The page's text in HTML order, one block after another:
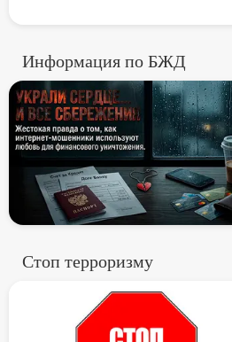
ГИБДД МВД Российской
(День ГАИ)
Информация по БЖД
Призраки в
Стоп терроризму
Стоп терроризму